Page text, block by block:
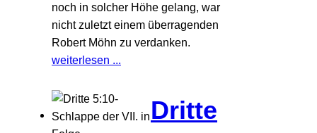
noch in solcher Höhe gelang, war
nicht zuletzt einem überragenden
Robert Möhn zu verdanken.
weiterlesen ...
Dritte